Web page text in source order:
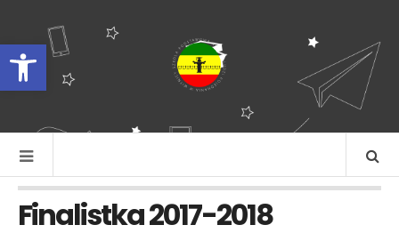
Otwórz pasek narzędzi
Finalistka 2017-2018